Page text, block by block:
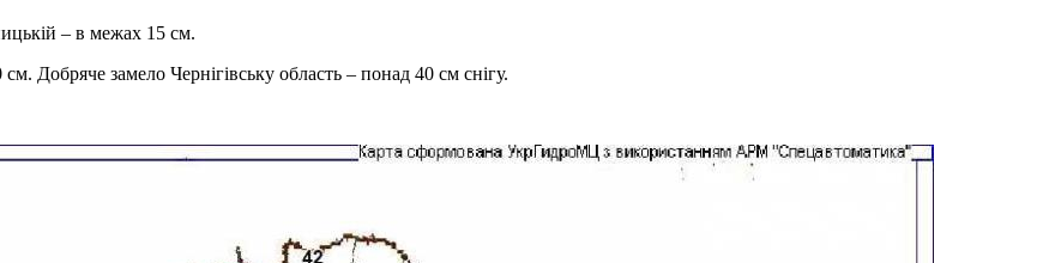
– в межах 15 см.
Добряче замело Чернігівську область – понад 40 см снігу.